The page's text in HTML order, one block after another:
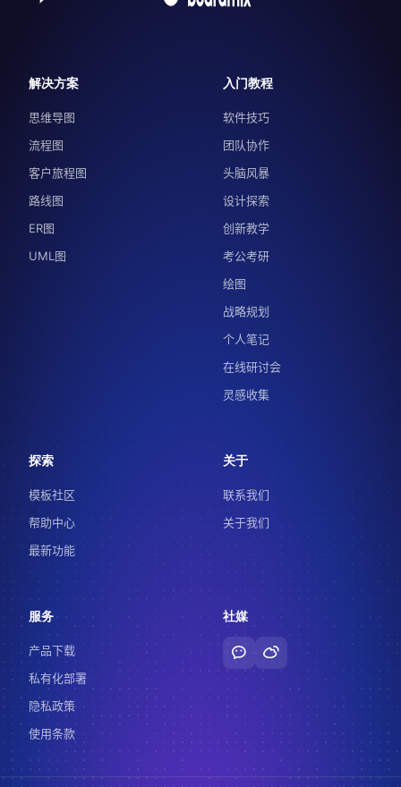
解决方案
思维导图
流程图
客户旅程图
路线图
ER图
UML图
入门教程
软件技巧
团队协作
头脑风暴
设计探索
创新教学
考公考研
绘图
战略规划
个人笔记
在线研讨会
灵感收集
探索
模板社区
帮助中心
最新功能
关于
联系我们
关于我们
服务
产品下载
私有化部署
隐私政策
使用条款
社媒